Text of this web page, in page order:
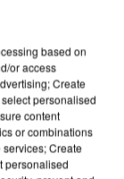
Mafia
en
based on
or access
Create
personalised
content
or combinations
Create
personalised